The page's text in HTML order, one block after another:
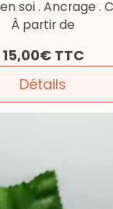
soi . Ancrage .
À partir de
15,00€ TTC
Détails